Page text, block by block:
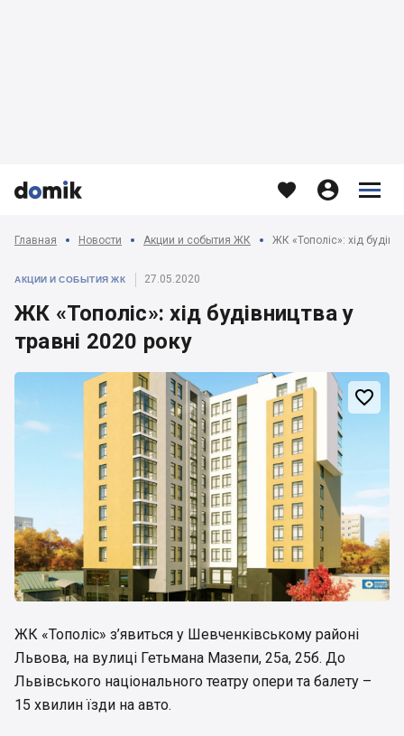


   


Главная Новости Акции и события ЖК ЖК «Тополіс»: хід
АКЦИИ И СОБЫТИЯ ЖК 27.05.2020
ЖК «Тополіс»: хід будівництва у
травні 2020 року

ЖК «Тополіс» з’явиться у Шевченківському районі
Львова, на вулиці Гетьмана Мазепи, 25а, 25б. До
Львівського національного театру опери та балету –
15 хвилин їзди на авто.